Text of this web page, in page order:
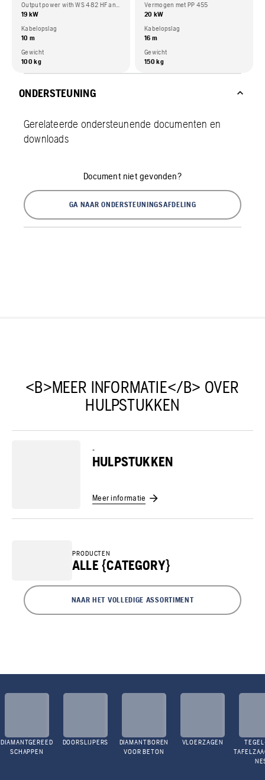
Output power with WS 482 HF and PP 492
19 kW
Kabelopslag
10 m
Gewicht
100 kg
Vermogen met PP 455
20 kW
Kabelopslag
16 m
Gewicht
150 kg
ONDERSTEUNING
Gerelateerde ondersteunende documenten en
downloads
Document niet gevonden?
GA NAAR ONDERSTEUNINGSAFDELING
<B>MEER INFORMATIE</B> OVER
HULPSTUKKEN
-
HULPSTUKKEN
Meer informatie
PRODUCTEN
ALLE {CATEGORY}
NAAR HET VOLLEDIGE ASSORTIMENT
DIAMANTGEREED
SCHAPPEN
DOORSLIJPERS
DIAMANTBOREN
VOOR BETON
VLOERZAGEN